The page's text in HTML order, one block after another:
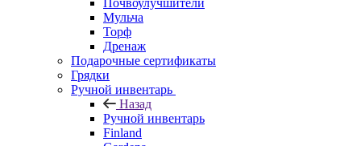
Мульча
Торф
Дренаж
Подарочные сертификаты
Грядки
Ручной инвентарь
Назад
Ручной инвентарь
Finland